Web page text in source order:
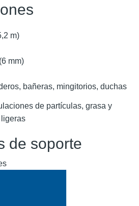
m)
mm)
bañeras, mingitorios, duchas
de partículas, grasa y
de soporte